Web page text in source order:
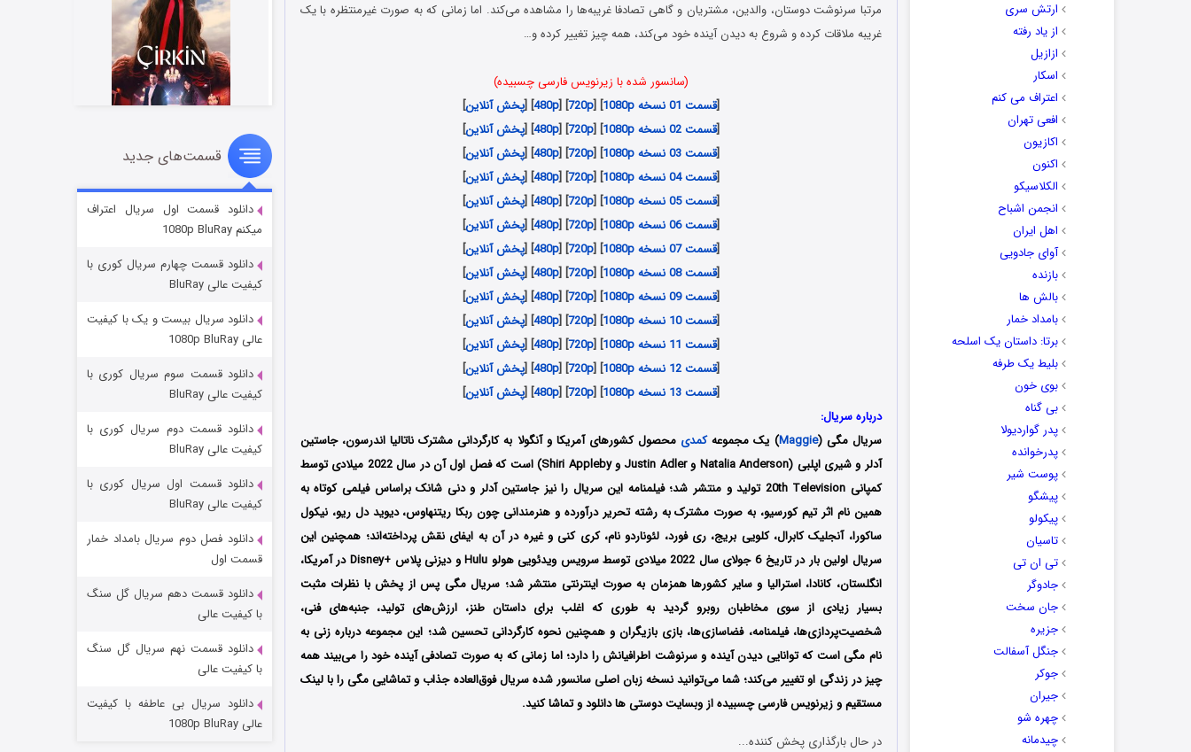
ارتش سری
از یاد رفته
ازازیل
اسکار
اعتراف می کنم
افعی تهران
اکازیون
اکنون
الکلاسیکو
انجمن اشباح
اهل ایران
آوای جادویی
بازنده
بالش ها
بامداد خمار
برتا: داستان یک اسلحه
بلیط یک‌‌ طرفه
بوی خون
بی گناه
پدر گواردیولا
پدرخوانده
پوست شیر
پیشگو
پیکولو
تاسیان
تی ان تی
جادوگر
جان سخت
جزیره
جنگل آسفالت
جوکر
جیران
چهره شو
چیدمانه
مرتبا سرنوشت دوستان، والدین، مشتریان و گاهی تصادفا غریبه‌ها را مشاهده می‌کند. اما زمانی که به صورت غیرمنتظره با یک
غریبه ملاقات کرده و شروع به دیدن آینده خود می‌کند، همه چیز تغییر کرده و…
(سانسور شده با زیرنویس فارسی چسبیده)
[قسمت 01 نسخه 1080p ] [
720p
] [
480p
] [پخش آنلاین]
[قسمت 02 نسخه 1080p ] [
720p
] [
480p
] [پخش آنلاین]
[قسمت 03 نسخه 1080p ] [
720p
] [
480p
] [پخش آنلاین]
[قسمت 04 نسخه 1080p ] [
720p
] [
480p
] [پخش آنلاین]
[قسمت 05 نسخه 1080p ] [
720p
] [
480p
] [پخش آنلاین]
[قسمت 06 نسخه 1080p ] [
720p
] [
480p
] [پخش آنلاین]
[قسمت 07 نسخه 1080p ] [
720p
] [
480p
] [پخش آنلاین]
[قسمت 08 نسخه 1080p ] [
720p
] [
480p
] [پخش آنلاین]
[قسمت 09 نسخه 1080p ] [
720p
] [
480p
] [پخش آنلاین]
[قسمت 10 نسخه 1080p ] [
720p
] [
480p
] [پخش آنلاین]
[قسمت 11 نسخه 1080p ] [
720p
] [
480p
] [پخش آنلاین]
[قسمت 12 نسخه 1080p ] [
720p
] [
480p
] [پخش آنلاین]
[قسمت 13 نسخه 1080p ] [
720p
] [
480p
] [پخش آنلاین]
درباره سریال:
سریال مگی (Maggie) یک مجموعهکمدی محصول کشورهایآمریکا و آنگولا به کارگردانی مشترک ناتالیا اندرسون، جاستین
آدلر و شیری اپلبی (Natalia Anderson و Justin Adler و Shiri Appleby) است که فصل اول آن در سال 2022 میلادی توسط
کمپانی 20th Television تولید و منتشر شد؛ فیلمنامه این سریال را نیز جاستین آدلر و دنی شانک براساس فیلمی کوتاه به
همین نام اثر تیم کورسیو، به صورت مشترک به رشته تحریر درآورده و هنرمندانی چون ربکا ریتنهاوس، دیوید دل ریو، نیکول
ساکورا، آنجلیک کابرال، کلویی بریج، ری فورد، لئوناردو نام، کری کنی و غیره در آن به ایفای نقش پرداخته‌اند؛ همچنین این
سریال اولین بار در تاریخ 6 جولای سال 2022 میلادی توسط سرویس ویدئویی هولو Hulu و دیزنی پلاس +Disney در آمریکا،
انگلستان، کانادا، استرالیا و سایر کشورها همزمان به صورت اینترنتی منتشر شد؛ سریال مگی پس از پخش با نظرات مثبت
بسیار زیادی از سوی مخاطبان روبرو گردید به طوری که اغلب برای داستان طنز، ارزش‌های تولید، جنبه‌های فنی،
شخصیت‌پردازی‌ها، فیلمنامه، فضاسازی‌ها، بازی بازیگران و همچنین نحوه کارگردانی تحسین شد؛ این مجموعه درباره زنی به
نام مگی است که توانایی دیدن آینده و سرنوشت اطرافیانش را دارد؛ اما زمانی که به صورت تصادفی آینده خود را می‌بیند همه
چیز در زندگی او تغییر می‌کند؛ شما می‌توانید نسخه زبان اصلی سانسور شده سریال فوق‌العاده جذاب و تماشایی مگی را با لینک
مستقیم و زیرنویس فارسی چسبیده از وبسایت دوستی ها دانلود و تماشا کنید.
در حال بارگذاری پخش کننده...
سریال زشت
قسمت۲ (زیرنویس) منتشر شد
مردگان متحرک: شهر مرده ۳
شکست استوارت در نجات جهان
قسمت ۷ (زیرنویس) منتشر شد
قسمت‌های جدید
دانلود قسمت اول سریال اعتراف
میکنم 1080p BluRay
دانلود قسمت چهارم سریال کوری با
کیفیت عالی BluRay
دانلود سریال بیست و یک با کیفیت
عالی 1080p BluRay
دانلود قسمت سوم سریال کوری با
کیفیت عالی BluRay
دانلود قسمت دوم سریال کوری با
کیفیت عالی BluRay
دانلود قسمت اول سریال کوری با
کیفیت عالی BluRay
دانلود فصل دوم سریال بامداد خمار
قسمت اول
دانلود قسمت دهم سریال گل سنگ
با کیفیت عالی
دانلود قسمت نهم سریال گل سنگ
با کیفیت عالی
دانلود سریال بی عاطفه با کیفیت
عالی 1080p BluRay